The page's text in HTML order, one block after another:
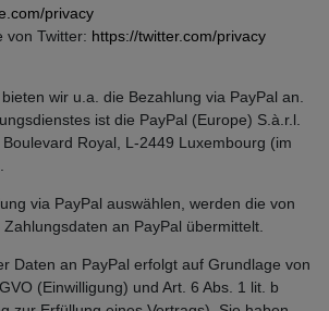
privacy
von Twitter: https://twitter.com/privacy
wir u.a. die Bezahlung via PayPal an.
ist die PayPal (Europe) S.à.r.l.
Royal, L-2449 Luxembourg (im
via PayPal auswählen, werden die von
an PayPal übermittelt.
Daten an PayPal erfolgt auf Grundlage von
(Einwilligung) und Art. 6 Abs. 1 lit. b